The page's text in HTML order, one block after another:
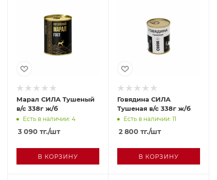
Марал СИЛА Тушеный
в/с 338г ж/б
Есть в наличии: 4
3 090 тг./шт
В КОРЗИНУ
Говядина СИЛА
Тушеная в/с 338г ж/б
Есть в наличии: 11
2 800 тг./шт
В КОРЗИНУ